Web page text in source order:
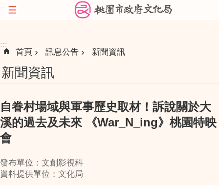
跳到主要內容區塊
:::
首頁 訊息公告 新聞資訊
新聞資訊
自眷村場域與軍事歷史取材！訴說關於大
溪的過去及未來 《War_N_ing》桃園特映
會
發布單位：文創影視科
資料提供單位：文化局